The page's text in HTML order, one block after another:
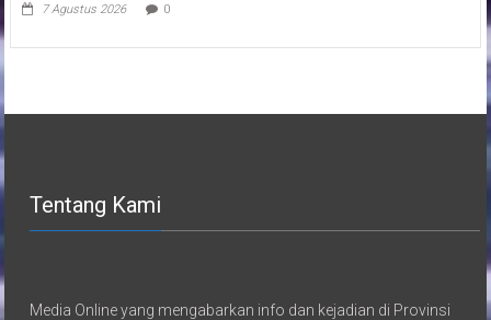
7 Agustus 2026 0
Tentang Kami
Media Online yang mengabarkan info dan kejadian di Provinsi